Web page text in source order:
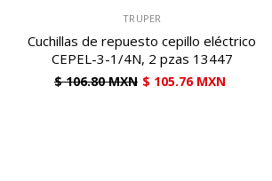
TRUPER
Cuchillas de repuesto cepillo eléctrico
CEPEL-3-1/4N, 2 pzas 13447
$ 106.80 MXN $ 105.76 MXN